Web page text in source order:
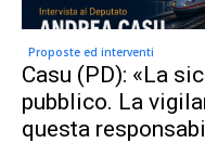
Proposte ed interventi
Casu (PD): «La
pubblico. La
questa